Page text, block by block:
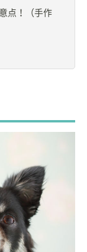
学
点！（手作